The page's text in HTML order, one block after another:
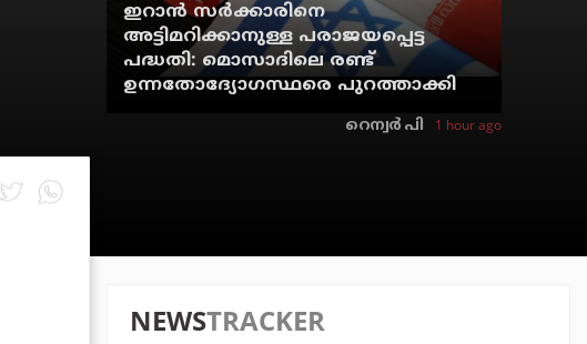
ഇറാന്‍ സര്‍ക്കാരിനെ
അട്ടിമറിക്കാനുള്ള പരാജയപ്പെട്ട
പദ്ധതി: മൊസാദിലെ രണ്ട്
ഉന്നതോദ്യോഗസ്ഥരെ പുറത്താക്കി
റെന്വര്‍ പി 1 hour ago
NEWSTRACKER